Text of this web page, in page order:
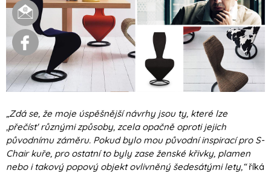
„Zdá se, že moje úspěšnější návrhy jsou ty, které lze
,přečíst' různými způsoby, zcela opačně oproti jejich
původnímu záměru. Pokud bylo mou původní inspirací pro S-
Chair kuře, pro ostatní to byly zase ženské křivky, plamen
nebo i takový popový objekt ovlivněný šedesátými lety,“říká